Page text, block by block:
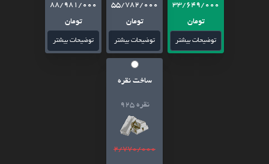
33/649/000
تومان
توضیحات بیشتر
55/782/000
تومان
توضیحات بیشتر
88/981/000
تومان
توضیحات بیشتر
ساخت نقره
نقره 925
2/770/000